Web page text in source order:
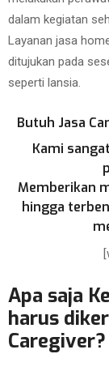
dalam kegiatan
Layanan jasa
ditujukan pada
seperti lansia.
Butuh Jasa
Kami
Memberikan
hingga
Apa saja
harus
Caregiver?